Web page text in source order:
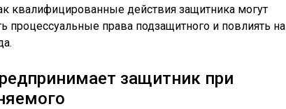
квалифицированные действия защитника могут
процессуальные права подзащитного и повлиять на
защитник при